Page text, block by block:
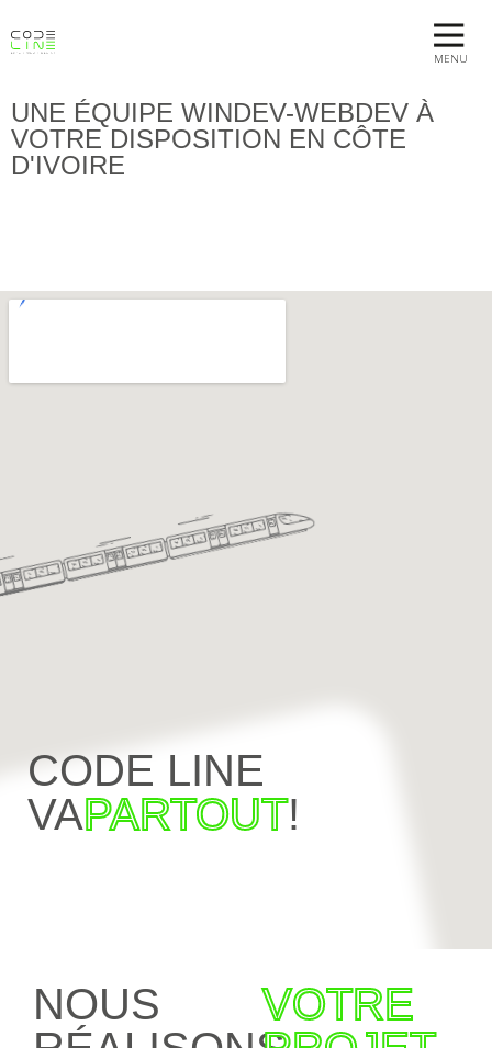
MENU
UNE ÉQUIPE WINDEV-WEBDEV À
VOTRE DISPOSITION EN CÔTE
D'IVOIRE
CODE LINE
VAPARTOUT!
NOUS
VOTRE